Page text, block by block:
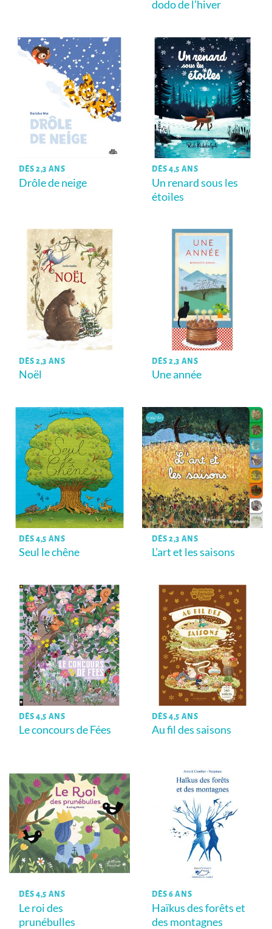
dodo de l’hiver
DÈS 2,3 ANS
Drôle de neige
DÈS 4,5 ANS
Un renard sous les
étoiles
DÈS 2,3 ANS
Noël
DÈS 2,3 ANS
Une année
DÈS 4,5 ANS
Seul le chêne
DÈS 2,3 ANS
L’art et les saisons
DÈS 4,5 ANS
Le concours de Fées
DÈS 4,5 ANS
Au fil des saisons
DÈS 4,5 ANS
Le roi des
prunébulles
DÈS 6 ANS
Haïkus des forêts et
des montagnes